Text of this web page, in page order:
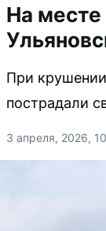
На
При
пострадали
3 апреля, 2026,